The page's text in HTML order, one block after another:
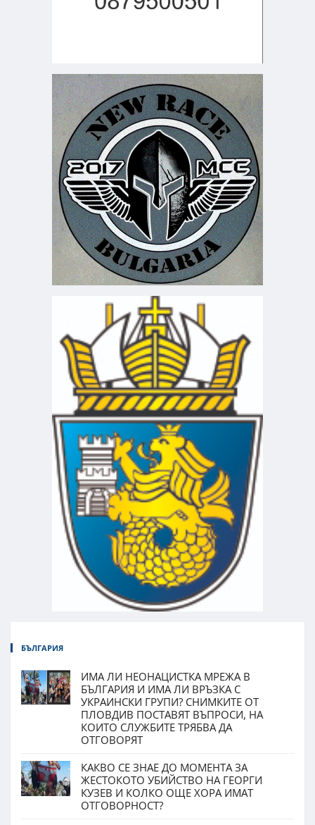
БЪЛГАРИЯ
ИМА ЛИ НЕОНАЦИСТКА МРЕЖА В
БЪЛГАРИЯ И ИМА ЛИ ВРЪЗКА С
УКРАИНСКИ ГРУПИ? СНИМКИТЕ ОТ
ПЛОВДИВ ПОСТАВЯТ ВЪПРОСИ, НА
КОИТО СЛУЖБИТЕ ТРЯБВА ДА
ОТГОВОРЯТ
КАКВО СЕ ЗНАЕ ДО МОМЕНТА ЗА
ЖЕСТОКОТО УБИЙСТВО НА ГЕОРГИ
КУЗЕВ И КОЛКО ОЩЕ ХОРА ИМАТ
ОТГОВОРНОСТ?